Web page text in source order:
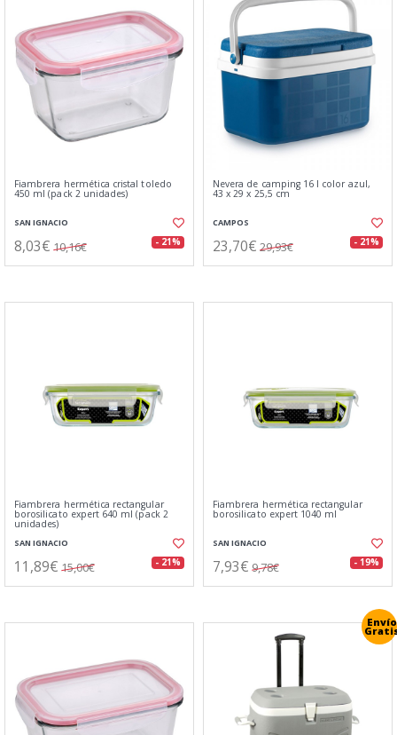
Fiambrera hermética cristal toledo
450 ml (pack 2 unidades)
SAN IGNACIO
8,03€ 10,16€ - 21%
Nevera de camping 16 l color azul,
43 x 29 x 25,5 cm
CAMPOS
23,70€ 29,93€ - 21%
Fiambrera hermética rectangular
borosilicato expert 640 ml (pack 2
unidades)
SAN IGNACIO
11,89€ 15,00€ - 21%
Fiambrera hermética rectangular
borosilicato expert 1040 ml
SAN IGNACIO
7,93€ 9,78€ - 19%
Envío